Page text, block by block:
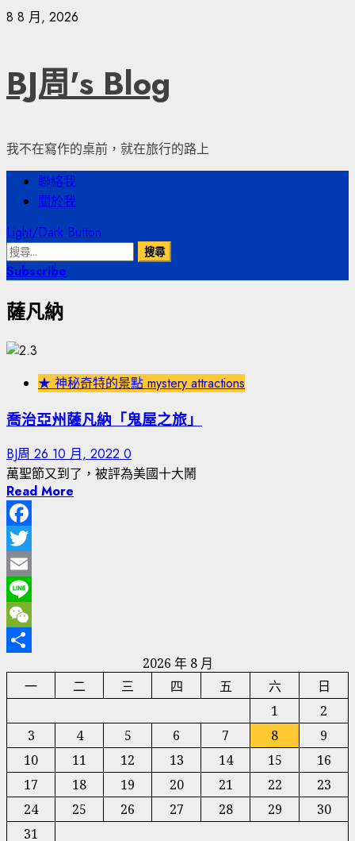
Skip
8 8 月, 2026
BJ周's Blog
我不在寫作的桌前，就在旅行的路上
Primary
Menu
聯絡我
關於我
Light/Dark Button
搜
尋
鍵
Subscribe
薩凡納
★ 神秘奇特的景點 mystery attractions
喬治亞州薩凡納「鬼屋之旅」
BJ周 26 10 月, 2022 0
萬聖節又到了，被評為美國十大鬧
Read More
Facebook
Twitter
Email
Line
WeChat
2026 年 8 月
一
二 三 四 五 六
日
1
2
3
4 5 6 7 8
9
10
11 12 13 14 15
16
17
18 19 20 21 22
23
24
25 26 27 28 29
30
31